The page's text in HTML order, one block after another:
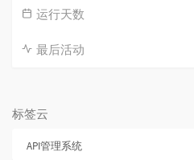
运行天数
最后活动
标签云
API管理系统